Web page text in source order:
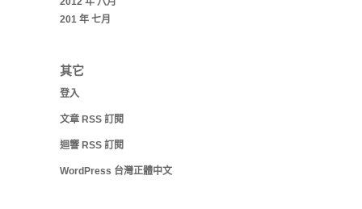
201 年 七月
其它
登入
文章 RSS 訂閱
迴響 RSS 訂閱
WordPress 台灣正體中文